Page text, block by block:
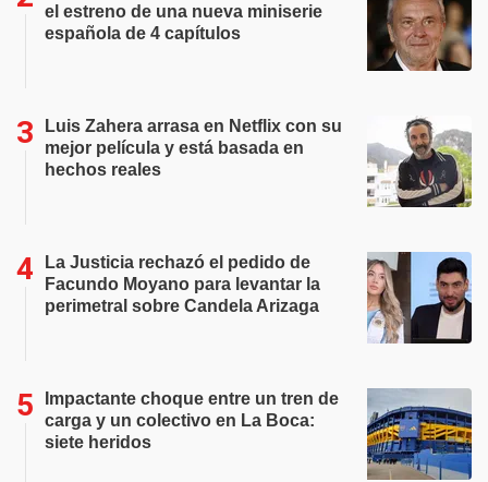
el estreno de una nueva miniserie
española de 4 capítulos
Luis Zahera arrasa en Netflix con su
mejor película y está basada en
hechos reales
La Justicia rechazó el pedido de
Facundo Moyano para levantar la
perimetral sobre Candela Arizaga
Impactante choque entre un tren de
carga y un colectivo en La Boca:
siete heridos